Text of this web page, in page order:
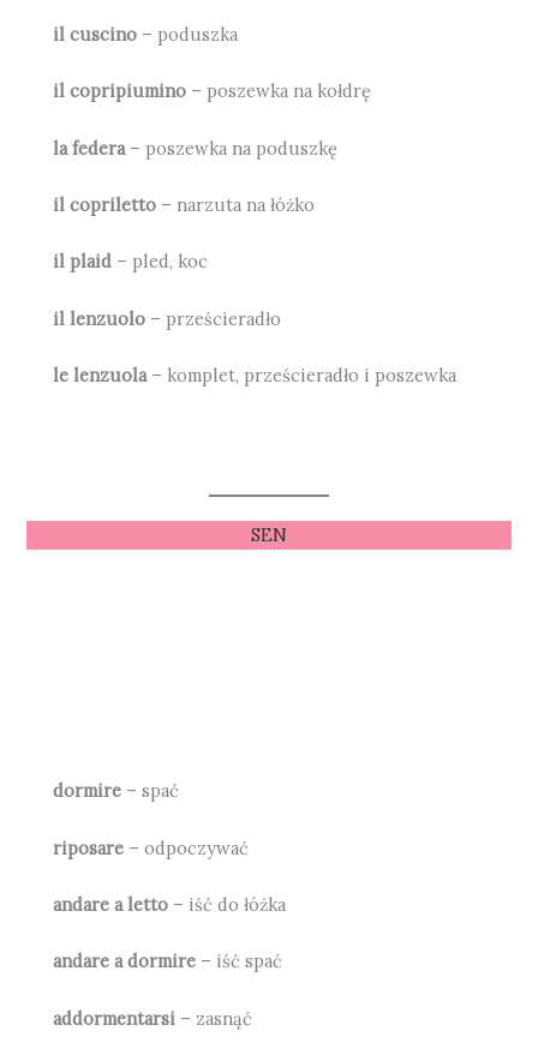
il cuscino – poduszka
il copripiumino – poszewka na kołdrę
la federa – poszewka na poduszkę
il copriletto – narzuta na łóżko
il plaid – pled, koc
il lenzuolo – prześcieradło
le lenzuola– komplet, prześcieradło i poszewka
SEN
dormire – spać
riposare – odpoczywać
andare a letto – iść do łóżka
andare a dormire – iść spać
addormentarsi – zasnąć